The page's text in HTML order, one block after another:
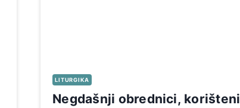
LITURGIKA
Negdašnji obrednici, korišteni